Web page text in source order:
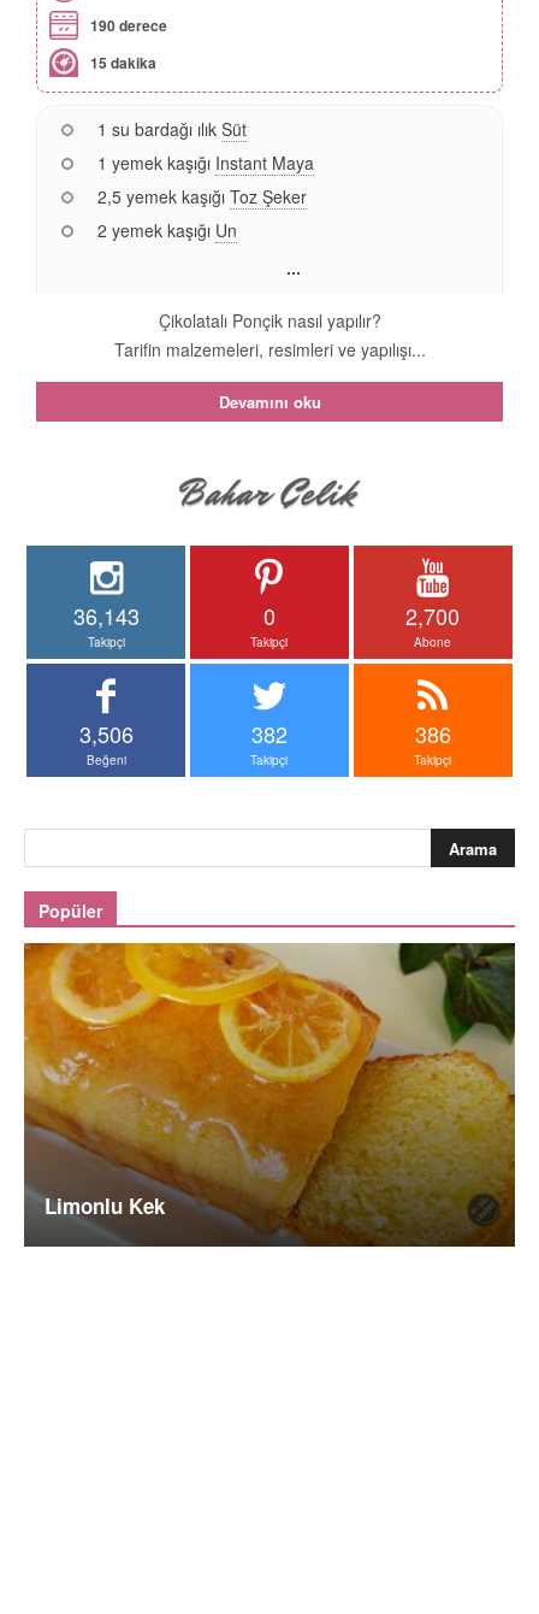
190 derece
15 dakika
1 su bardağı ılık Süt
1 yemek kaşığı Instant Maya
2,5 yemek kaşığı Toz Şeker
2 yemek kaşığı Un
...
Çikolatalı Ponçik nasıl yapılır?
Tarifin malzemeleri, resimleri ve yapılışı...
Devamını oku
36,143
Takipçi
0
Takipçi
2,700
Abone
3,506
Beğeni
382
Takipçi
386
Takipçi
Popüler
Limonlu Kek